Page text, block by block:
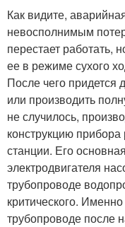
Как видите,
невосполнимым
перестает работать,
ее в режиме сухого
После чего придется
или производить
не случилось,
конструкцию
станции. Его
электродвигателя
трубопроводе
критического.
трубопроводе после